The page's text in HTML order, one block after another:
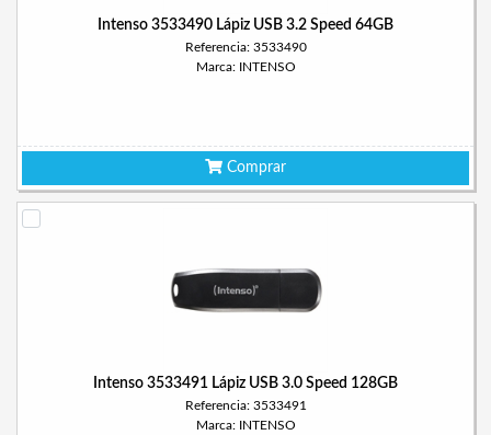
Intenso 3533490 Lápiz USB 3.2 Speed 64GB
Referencia: 3533490
Marca: INTENSO
Comprar
Intenso 3533491 Lápiz USB 3.0 Speed 128GB
Referencia: 3533491
Marca: INTENSO